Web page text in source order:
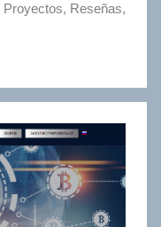
Proyectos, Reseñas,